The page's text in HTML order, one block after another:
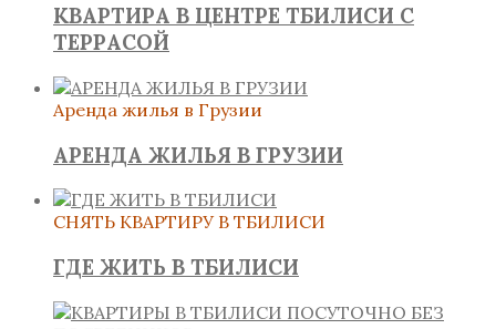
КВАРТИРА В ЦЕНТРЕ ТБИЛИСИ С
ТЕРРАСОЙ
Аренда жилья в Грузии
АРЕНДА ЖИЛЬЯ В ГРУЗИИ
СНЯТЬ КВАРТИРУ В ТБИЛИСИ
ГДЕ ЖИТЬ В ТБИЛИСИ